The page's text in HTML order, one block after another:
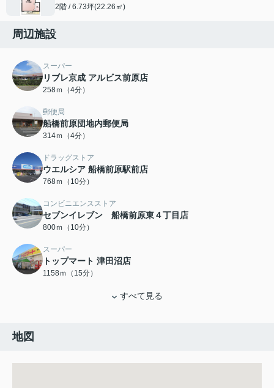
2階 / 6.73坪(22.26㎡)
周辺施設
スーパー
リブレ京成 アルビス前原店
258ｍ（4分）
郵便局
船橋前原団地内郵便局
314ｍ（4分）
ドラッグストア
ウエルシア 船橋前原駅前店
768ｍ（10分）
コンビニエンスストア
セブンイレブン 船橋前原東４丁目店
800ｍ（10分）
スーパー
トップマート 津田沼店
1158ｍ（15分）
すべて見る
地図